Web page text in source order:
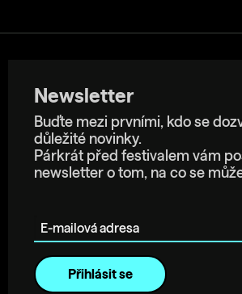
Newsletter
Buďte mezi prvními, kdo se
důležité novinky.
Párkrát před festivalem vám
newsletter o tom, na co se